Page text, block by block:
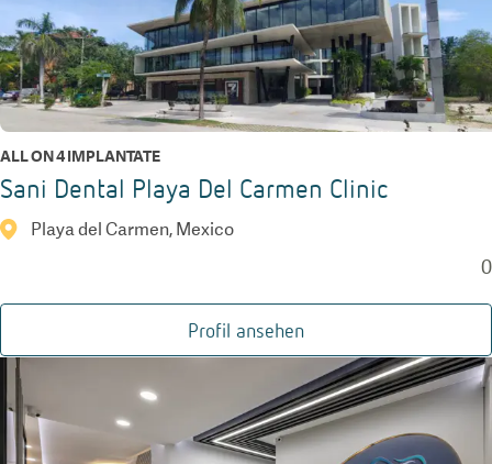
ALL ON 4 IMPLANTATE
Sani Dental Playa Del Carmen Clinic
Playa del Carmen, Mexico
0
Profil ansehen